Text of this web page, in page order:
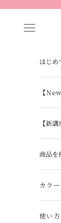
メニュー
はじめ
【
【新
商品を
カラ
使い